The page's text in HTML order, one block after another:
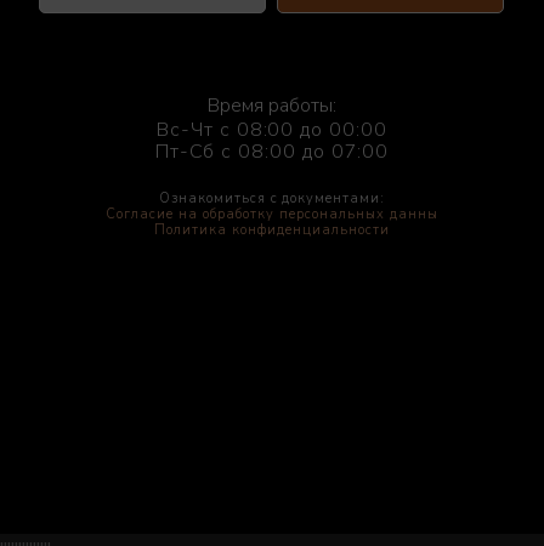
Время работы:
Вс-Чт с 08:00 до 00:00
Пт-Сб с 08:00 до 07:00
Ознакомиться с документами:
Согласие на обработку персональных данны
Политика конфиденциальности